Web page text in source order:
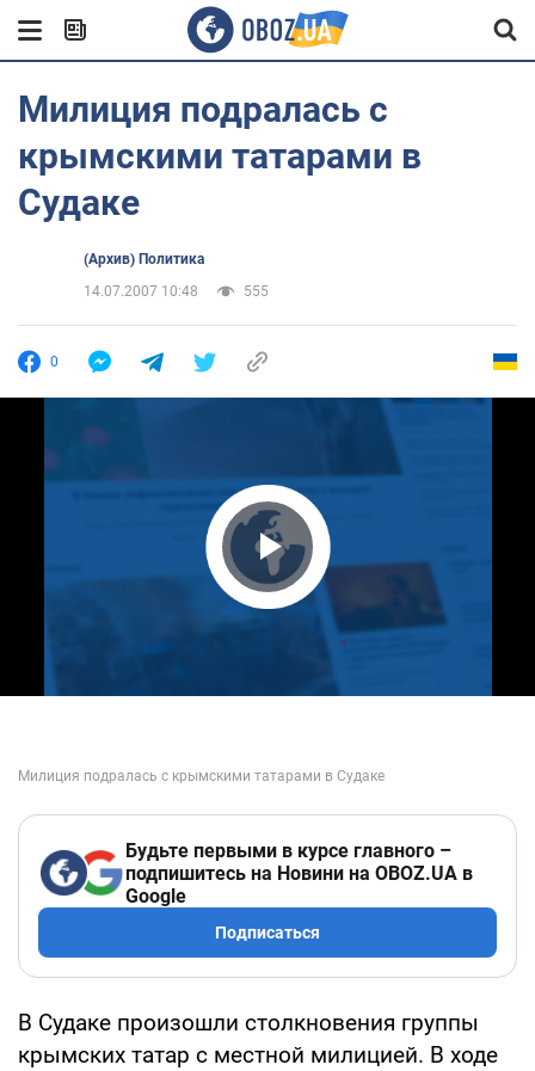
Милиция подралась с
крымскими татарами в
Судаке
(Архив) Политика
14.07.2007 10:48
555
0
Play Video
Будьте первыми в курсе главного –
подпишитесь на Новини на OBOZ.UA в
Google
Подписаться
В Судаке произошли столкновения группы
крымских татар с местной милицией. В ходе